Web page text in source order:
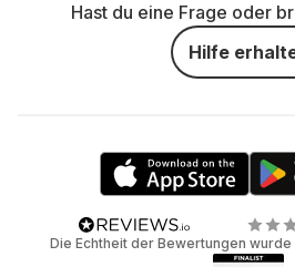
Hast du eine Frage oder
Hilfe
Die Echtheit der Bewertungen